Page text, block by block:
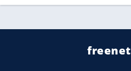
freenet